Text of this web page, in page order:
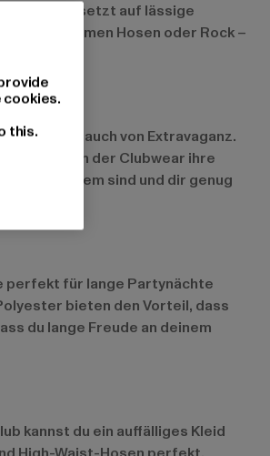
mag, setzt auf lässige
mit bequemen Hosen oder Rock –
einen Hauch von Extravaganz.
verleihen der Clubwear ihre
auch bequem sind und dir genug
perfekt für lange Partynächte
bieten den Vorteil, dass
du lange Freude an deinem
kannst du ein auffälliges Kleid
this.